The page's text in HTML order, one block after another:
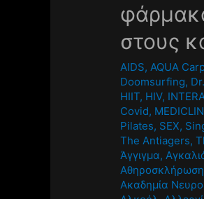
στους
AIDS, AQUA
Doomsurfing,
HIIT, HIV,
Covid,
Pilates, SEX,
The Antiagers,
Άγγιγμα,
Αθηροσκλήρωση
Ακαδημία